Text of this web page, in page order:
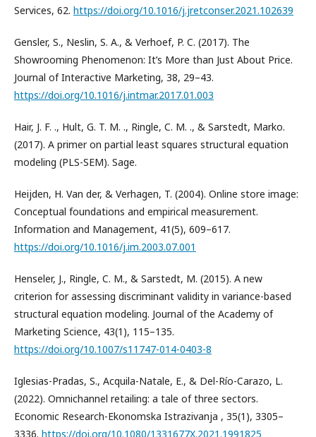
Services, 62. https://doi.org/10.1016/j.jretconser.2021.102639
Gensler, S., Neslin, S. A., & Verhoef, P. C. (2017). The
Showrooming Phenomenon: It’s More than Just About Price.
Journal of Interactive Marketing, 38, 29–43.
https://doi.org/10.1016/j.intmar.2017.01.003
Hair, J. F. ., Hult, G. T. M. ., Ringle, C. M. ., & Sarstedt, Marko.
(2017). A primer on partial least squares structural equation
modeling (PLS-SEM). Sage.
Heijden, H. Van der, & Verhagen, T. (2004). Online store image:
Conceptual foundations and empirical measurement.
Information and Management, 41(5), 609–617.
https://doi.org/10.1016/j.im.2003.07.001
Henseler, J., Ringle, C. M., & Sarstedt, M. (2015). A new
criterion for assessing discriminant validity in variance-based
structural equation modeling. Journal of the Academy of
Marketing Science, 43(1), 115–135.
https://doi.org/10.1007/s11747-014-0403-8
Iglesias-Pradas, S., Acquila-Natale, E., & Del-Río-Carazo, L.
(2022). Omnichannel retailing: a tale of three sectors.
Economic Research-Ekonomska Istrazivanja , 35(1), 3305–
3336. https://doi.org/10.1080/1331677X.2021.1991825